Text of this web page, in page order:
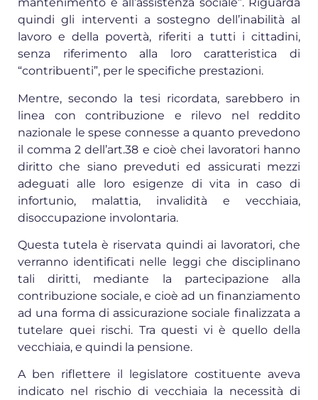
quindi gli interventi a sostegno dell’inabilità al
lavoro e della povertà, riferiti a tutti i cittadini,
senza riferimento alla loro caratteristica di
“contribuenti”, per le specifiche prestazioni.
Mentre, secondo la tesi ricordata, sarebbero in
linea con contribuzione e rilevo nel reddito
nazionale le spese connesse a quanto prevedono
il comma 2 dell’art.38 e cioè chei lavoratori hanno
diritto che siano preveduti ed assicurati mezzi
adeguati alle loro esigenze di vita in caso di
infortunio, malattia, invalidità e vecchiaia,
disoccupazione involontaria.
Questa tutela è riservata quindi ai lavoratori, che
verranno identificati nelle leggi che disciplinano
tali diritti, mediante la partecipazione alla
contribuzione sociale, e cioè ad un finanziamento
ad una forma di assicurazione sociale finalizzata a
tutelare quei rischi. Tra questi vi è quello della
vecchiaia, e quindi la pensione.
A ben riflettere il legislatore costituente aveva
indicato nel rischio di vecchiaia la necessità di